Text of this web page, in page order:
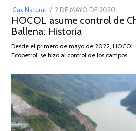
Gas Natural
POSTED
ON
2 DE MAYO DE 2020
DE
2026
HOCOL asume control de
Ballena: Historia
Desde el primero de mayo de 2022,
Ecopetrol, se hizo al control de los campos …